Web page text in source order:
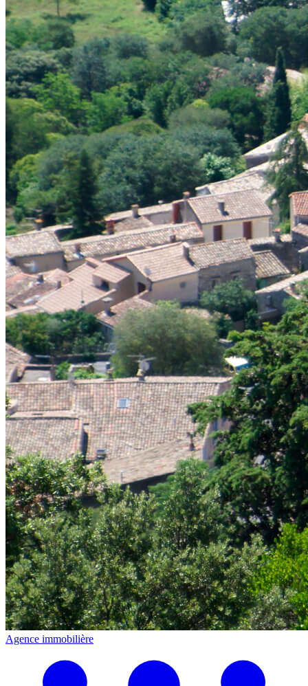
Agence immobilière